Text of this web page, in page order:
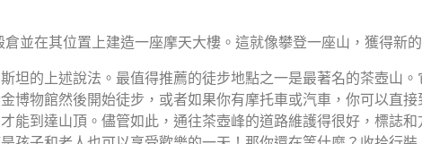
並在其位置上建造一座摩天大樓。這就像攀登一座山，獲得新
坦的上述說法。最值得推薦的徒步地點之一是最著名的茶壺山
博物館然後開始徒步，或者如果你有摩托車或汽車，你可以直
能到達山頂。儘管如此，通往茶壺峰的道路維護得很好，標誌